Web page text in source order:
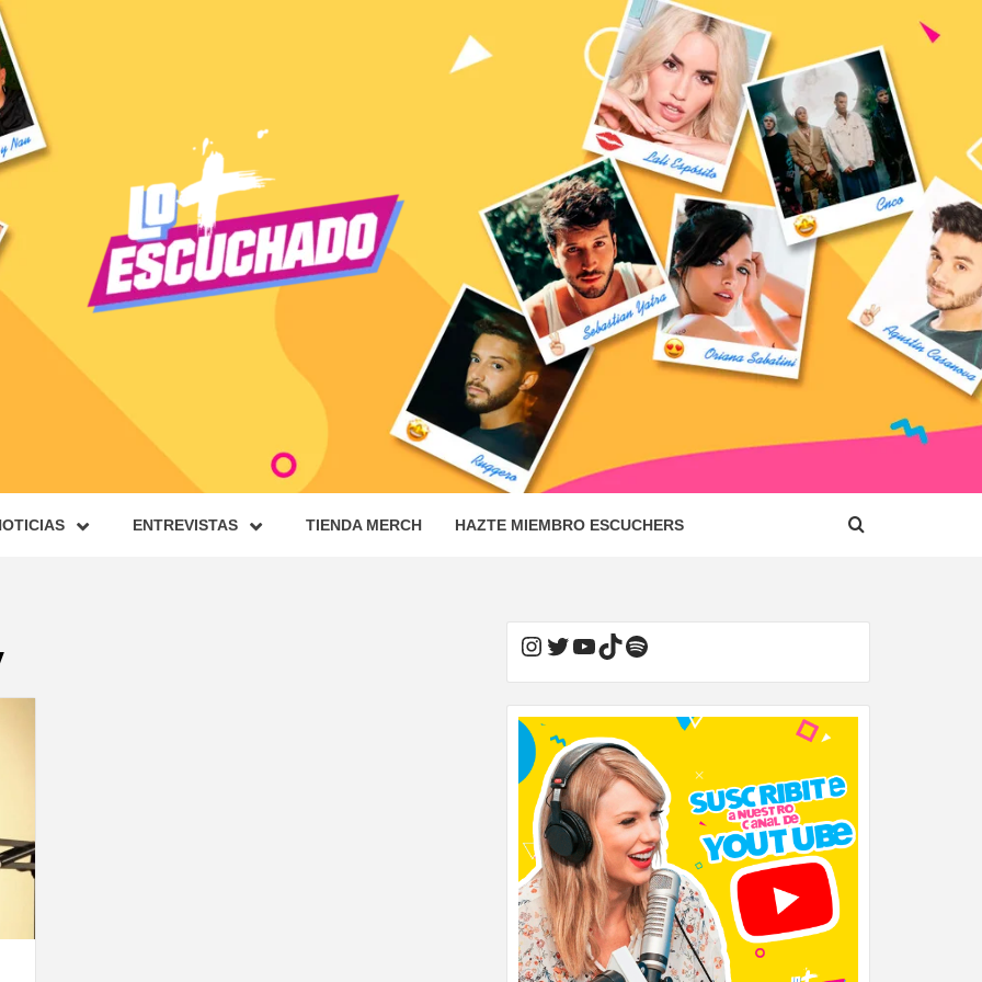
ESCUCHADO
ENTREVISTAS TIENDA MERCH HAZTE MIEMBRO ESCUCHERS
Instagram
Twitter
YouTube
TikTokSpotify